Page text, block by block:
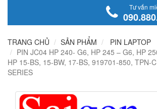
Tư vấn
TRANG CHỦ SẢN PHẨM
PIN LAPTOP
PIN JC04 HP 240- G6, HP 245 – G6, HP
HP 15-BS, 15-BW, 17-BS, 919701-850, TPN-
SERIES